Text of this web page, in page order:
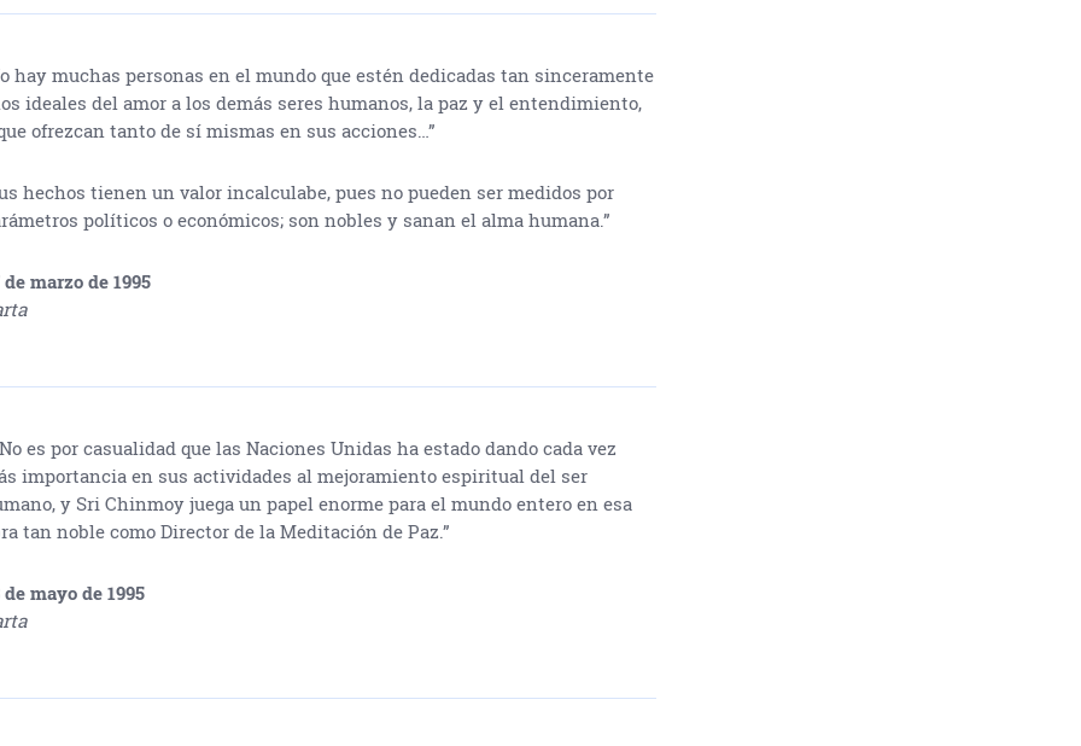
hay muchas personas en el mundo que estén dedicadas tan sinceramente
ideales del amor a los demás seres humanos, la paz y el entendimiento,
ofrezcan tanto de sí mismas en sus acciones…”
hechos tienen un valor incalculabe, pues no pueden ser medidos por
políticos o económicos; son nobles y sanan el alma humana.”
de marzo de 1995
es por casualidad que las Naciones Unidas ha estado dando cada vez
importancia en sus actividades al mejoramiento espiritual del ser
y Sri Chinmoy juega un papel enorme para el mundo entero en esa
tan noble como Director de la Meditación de Paz.”
de mayo de 1995